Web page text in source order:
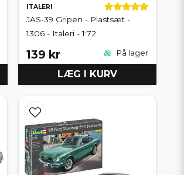
ITALERI
JAS-39 Gripen - Plastsæt -
1306 - Italeri - 1:72
139 kr På lager
LÆG I KURV